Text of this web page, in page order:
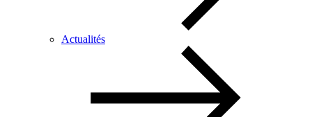
Actualités